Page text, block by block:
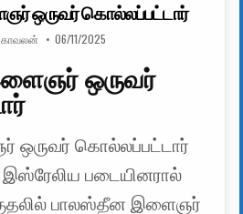
ஒருவர் கொல்லப்பட்டார்
காவலன் PUBLISHED DATE:
06/11/2025
ஒருவர்
கொல்லப்பட்டார்
இஸ்ரேலிய படையினரால்
பாலஸ்தீன இளைஞர்